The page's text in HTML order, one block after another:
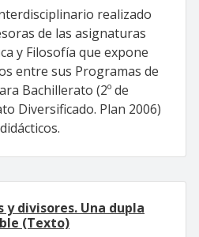
realizado
de las asignaturas
y Filosofía que expone
entre sus Programas de
Bachillerato (2º de
Diversificado. Plan 2006)
y divisores. Una dupla
(Texto)